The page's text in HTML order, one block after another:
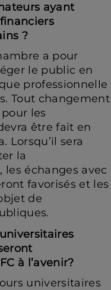
ayant
?
a pour
le public en
professionnelle
Tout changement
les
être fait en
Lorsqu’il sera
la
échanges avec
favorisés et les
de
à l’avenir?
universitaires